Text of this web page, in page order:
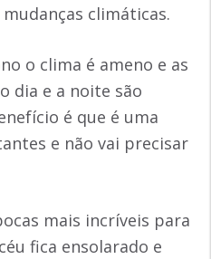
climáticas.
o clima é ameno e as
dia e a noite são
é que é uma
e não vai precisar
mais incríveis para
fica ensolarado e